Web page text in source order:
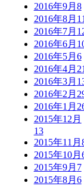
2016年9月 8
2016年8月
2016年7月
2016年6月
2016年5月 6
2016年4月
2016年3月
2016年2月
2016年1月
2015年12月
13
2015年11月
2015年10月
2015年9月 7
2015年8月 6